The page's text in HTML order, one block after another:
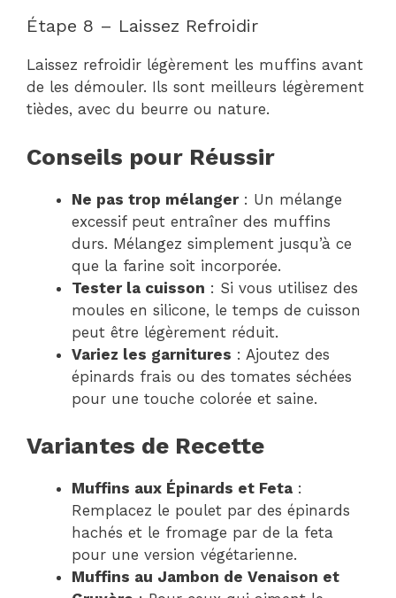
Étape 8 – Laissez Refroidir
Laissez refroidir légèrement les muffins avant
de les démouler. Ils sont meilleurs légèrement
tièdes, avec du beurre ou nature.
Conseils pour Réussir
Ne pas trop mélanger: Un mélange
excessif peut entraîner des muffins
durs. Mélangez simplement jusqu’à ce
que la farine soit incorporée.
Tester la cuisson : Si vous utilisez des
moules en silicone, le temps de cuisson
peut être légèrement réduit.
Variez les garnitures : Ajoutez des
épinards frais ou des tomates séchées
pour une touche colorée et saine.
Variantes de Recette
Muffins aux Épinards et Feta :
Remplacez le poulet par des épinards
hachés et le fromage par de la feta
pour une version végétarienne.
Muffins au Jambon de Venaison et